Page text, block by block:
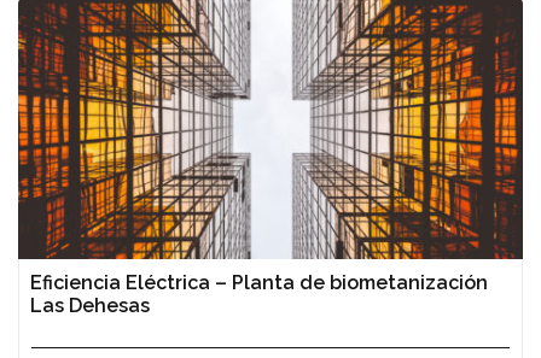
Eficiencia Eléctrica – Planta de biometanización
Las Dehesas